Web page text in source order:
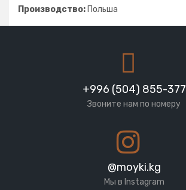
Производство: Польша
+996 (504) 855-377
Звоните нам по номеру
@moyki.kg
Мы в Instagram